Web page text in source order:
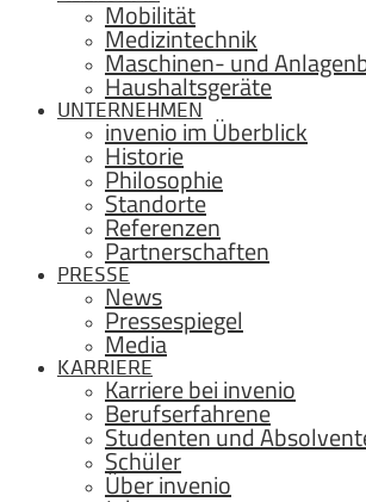
Mobilität
Medizintechnik
Maschinen- und
Haushaltsgeräte
UNTERNEHMEN
invenio im Überblick
Historie
Philosophie
Standorte
Referenzen
Partnerschaften
PRESSE
News
Pressespiegel
Media
KARRIERE
Karriere bei invenio
Berufserfahrene
Studenten und
Schüler
Über invenio